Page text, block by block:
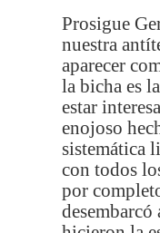
Prosigue
nuestra
aparecer
la bicha es
estar
enojoso
sistemática
con todos
por